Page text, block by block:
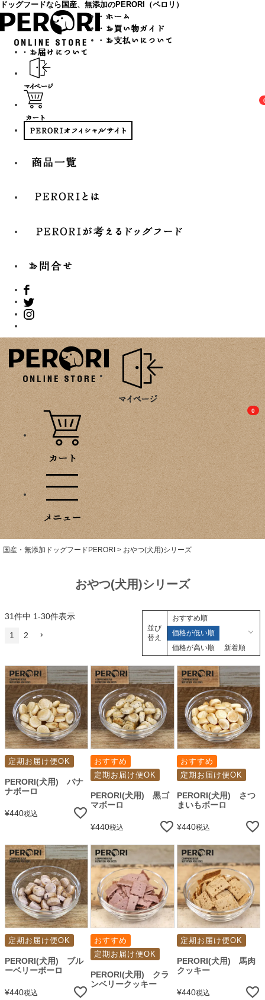
ドッグフードなら国産、無添加のPERORI（ペロリ）
0
国産・無添加ドッグフードPERORI おやつ(犬用)シリーズ
おやつ(犬用)シリーズ
並び
替え
おすすめ順
価格が低い順
価格が高い順
新着順
31件中 1-30件表示
1
2
定期お届け便OK
PERORI(犬用) バナ
ナボーロ
¥440税込
おすすめ
定期お届け便OK
PERORI(犬用) 黒ゴ
マボーロ
¥440税込
おすすめ
定期お届け便OK
PERORI(犬用) さつ
まいもボーロ
¥440税込
定期お届け便OK
PERORI(犬用) ブル
ーベリーボーロ
¥440税込
おすすめ
定期お届け便OK
PERORI(犬用) クラ
ンベリークッキー
定期お届け便OK
PERORI(犬用) 馬肉
クッキー
¥440税込